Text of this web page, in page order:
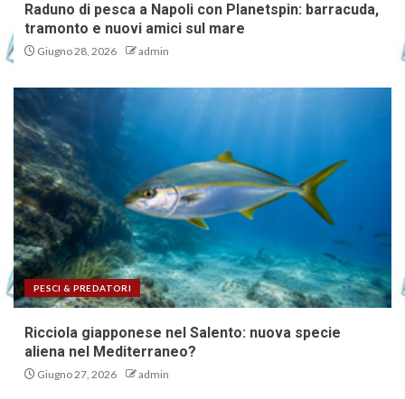
Raduno di pesca a Napoli con Planetspin: barracuda,
tramonto e nuovi amici sul mare
Giugno 28, 2026 admin
PESCI & PREDATORI
Ricciola giapponese nel Salento: nuova specie
aliena nel Mediterraneo?
Giugno 27, 2026 admin